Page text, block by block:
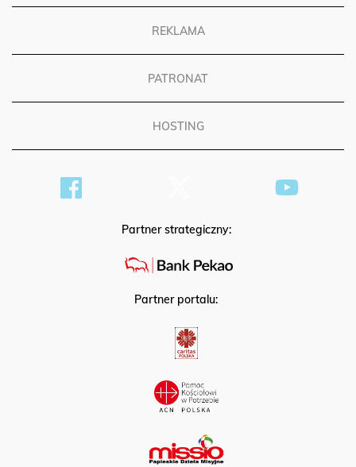
REKLAMA
PATRONAT
HOSTING
Partner strategiczny:
Partner portalu: